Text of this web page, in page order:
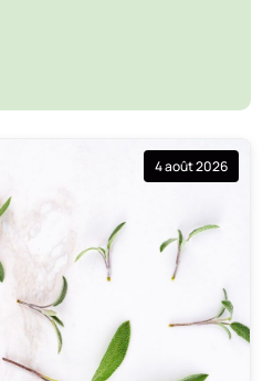
4 août 2026